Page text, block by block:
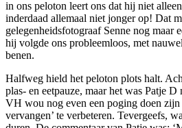
in ons peloton leert ons dat hij niet
inderdaad allemaal niet jonger op! Dat
gelegenheidsfotograaf Senne nog
hij volgde ons probleemloos, met
benen.
Halfweg hield het peloton plots halt.
plas- en eetpauze, maar het was Patje
VH wou nog even een poging doen zijn
vervangen’ te verbeteren. Tevergeefs,